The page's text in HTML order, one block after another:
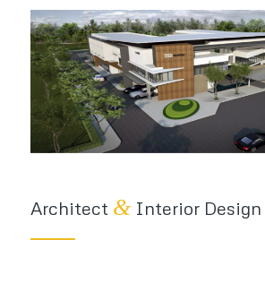
Architect &Interior Design